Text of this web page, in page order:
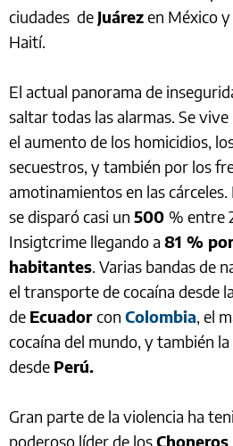
ciudades de Juárezen México y
Haití.
El actual panorama de
saltar todas las alarmas. Se
el aumento de los homicidios,
secuestros, y también por los
amotinamientos en las
se disparó casi un 500 % entre
Insigtcrime llegando a 81 %
habitantes. Varias bandas de
el transporte de cocaína desde
de Ecuadorcon Colombia, el
cocaína del mundo, y también
desde Perú.
Gran parte de la violencia ha
poderoso líder de losChoneros